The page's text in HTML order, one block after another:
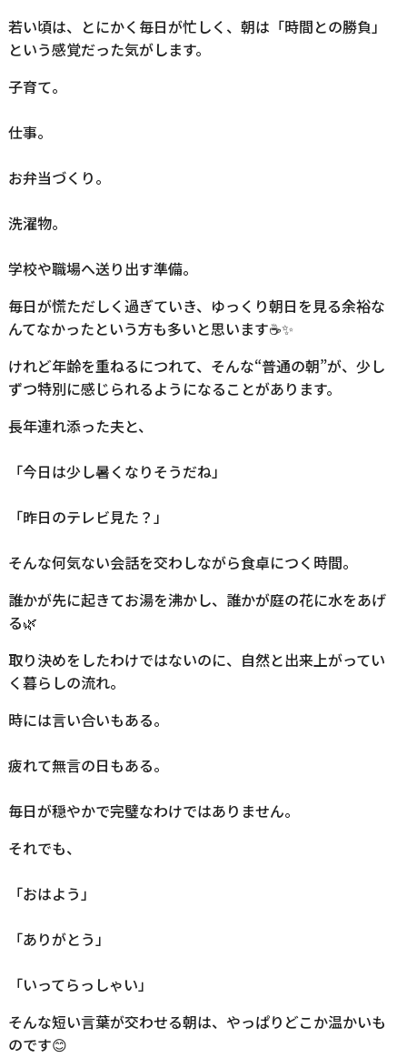
若い頃は、とにかく毎日が忙しく、朝は「時間との勝負」
という感覚だった気がします。
子育て。
仕事。
お弁当づくり。
洗濯物。
学校や職場へ送り出す準備。
毎日が慌ただしく過ぎていき、ゆっくり朝日を見る余裕な
んてなかったという方も多いと思います☕✨
けれど年齢を重ねるにつれて、そんな“普通の朝”が、少し
ずつ特別に感じられるようになることがあります。
長年連れ添った夫と、
「今日は少し暑くなりそうだね」
「昨日のテレビ見た？」
そんな何気ない会話を交わしながら食卓につく時間。
誰かが先に起きてお湯を沸かし、誰かが庭の花に水をあげ
る🌿
取り決めをしたわけではないのに、自然と出来上がってい
く暮らしの流れ。
時には言い合いもある。
疲れて無言の日もある。
毎日が穏やかで完璧なわけではありません。
それでも、
「おはよう」
「ありがとう」
「いってらっしゃい」
そんな短い言葉が交わせる朝は、やっぱりどこか温かいも
のです😊